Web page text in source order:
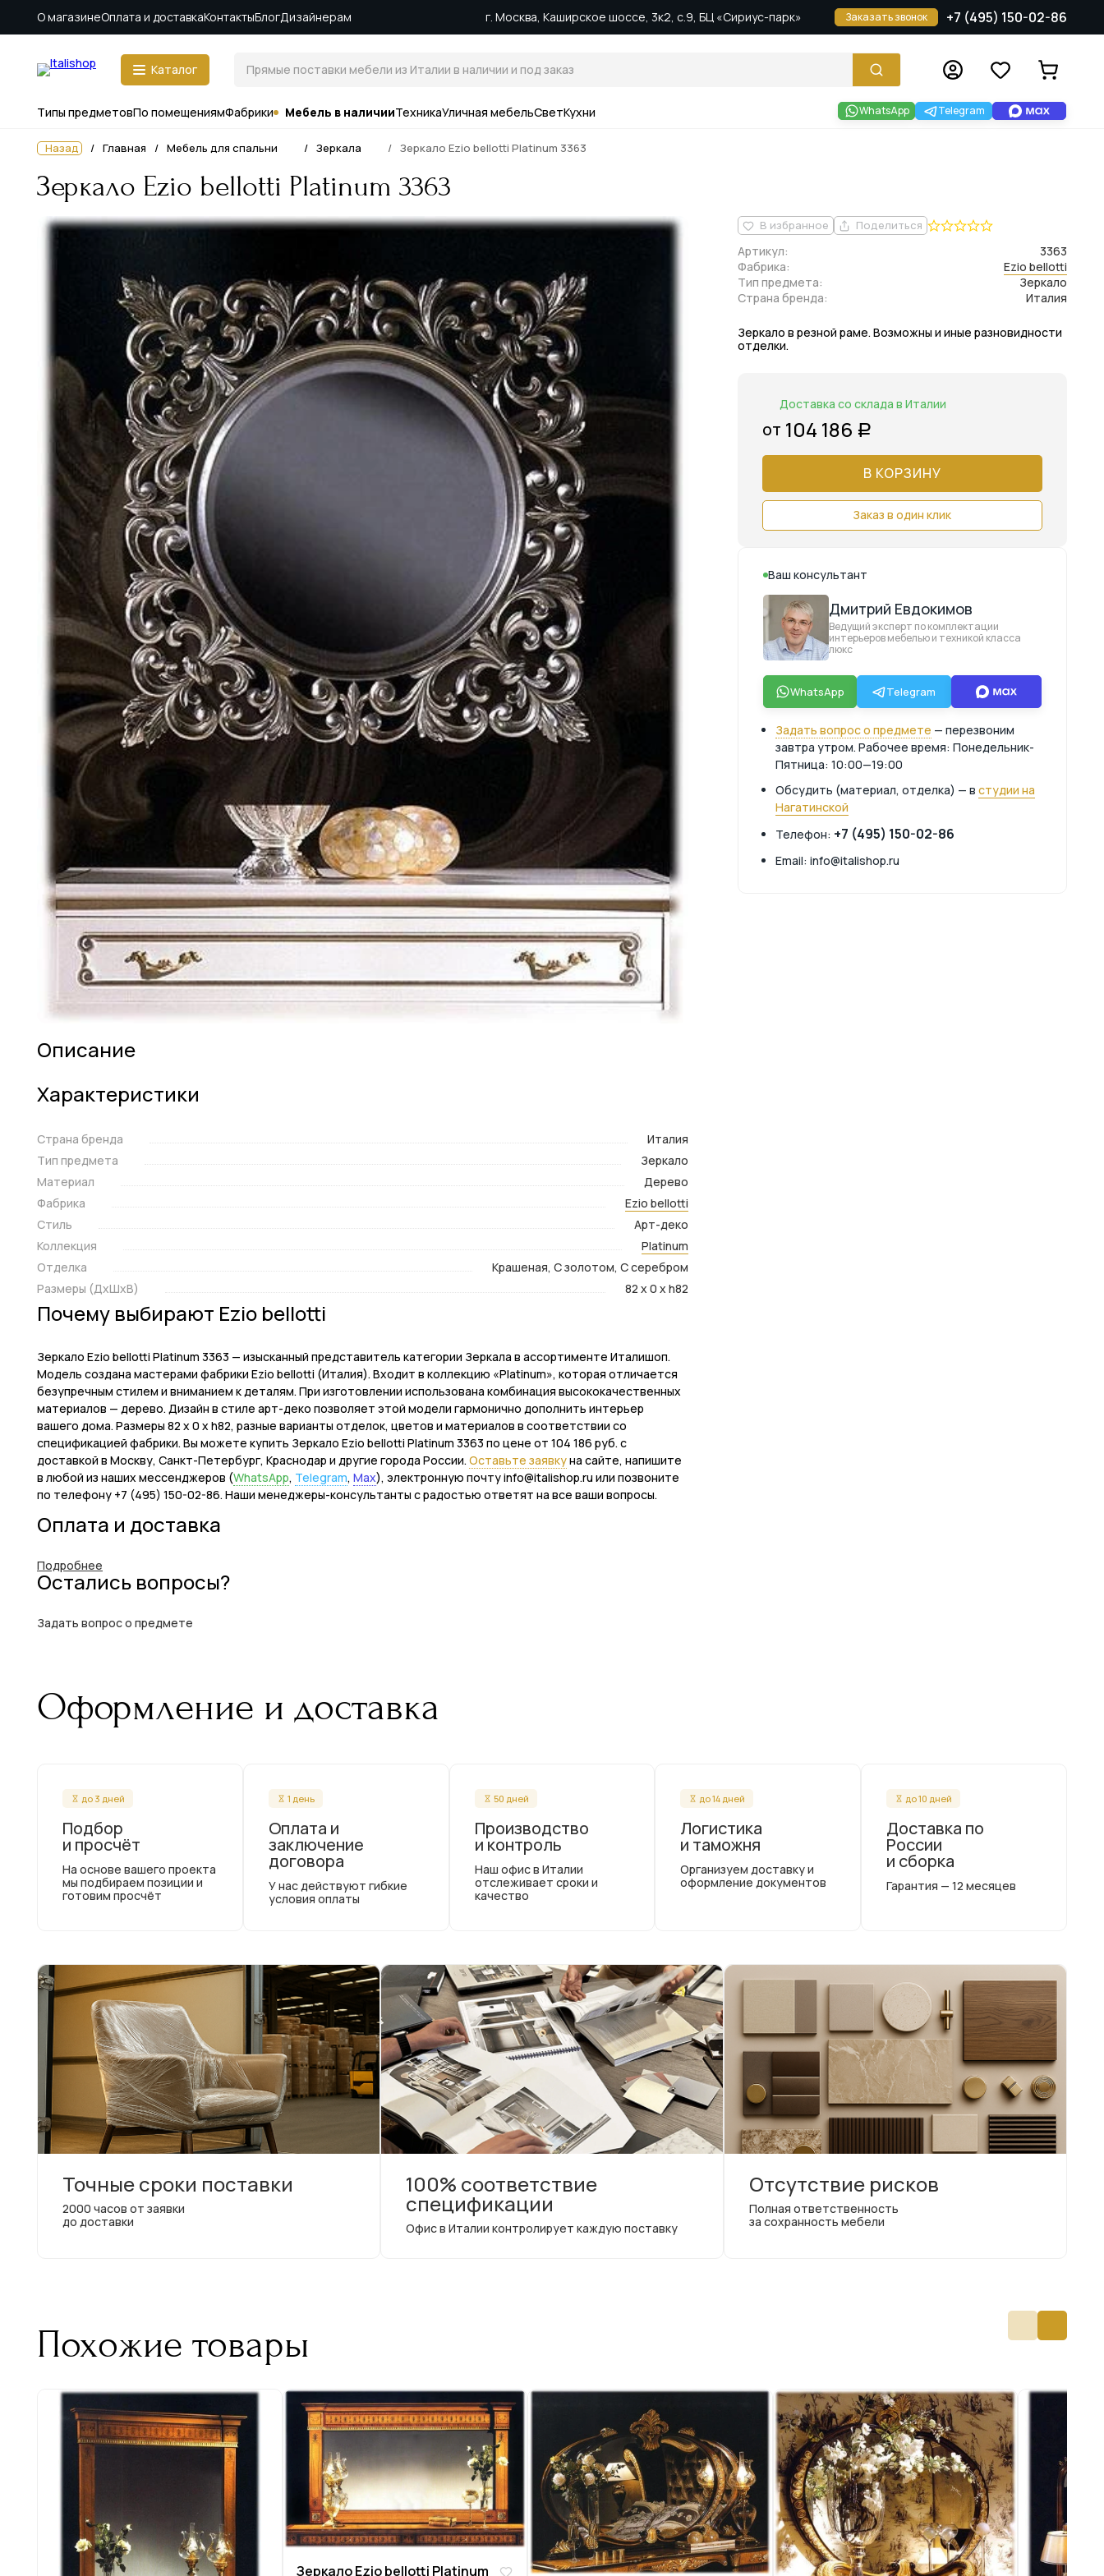
О магазинеОплата и доставкаКонтактыБлогДизайнерам г. Москва, Каширское шоссе, 3к2, с.9, БЦ «Сириус-парк» Заказать звонок +7 (495) 150-02-86
Каталог
Типы предметовПо помещениямФабрики Мебель в наличииТехникаУличная мебельСветКухни WhatsApp Telegram
Назад Главная Мебель для спальни Зеркала Зеркало Ezio bellotti Platinum 3363
Зеркало Ezio bellotti Platinum 3363
Описание
Характеристики
Страна бренда
Италия
Тип предмета
Зеркало
Материал
Дерево
Фабрика
Ezio bellotti
Стиль
Арт-деко
Коллекция
Platinum
Отделка
Крашеная, С золотом, С серебром
Размеры (ДxШxВ)
82 x 0 x h82
Почему выбирают Ezio bellotti
Зеркало Ezio bellotti Platinum 3363 — изысканный представитель категории Зеркала в ассортименте Италишоп.
Модель создана мастерами фабрики Ezio bellotti (Италия). Входит в коллекцию «Platinum», которая отличается
безупречным стилем и вниманием к деталям. При изготовлении использована комбинация высококачественных
материалов — дерево. Дизайн в стиле арт-деко позволяет этой модели гармонично дополнить интерьер
вашего дома. Размеры 82 x 0 x h82, разные варианты отделок, цветов и материалов в соответствии со
спецификацией фабрики. Вы можете купить Зеркало Ezio bellotti Platinum 3363 по цене от 104 186 руб. с
доставкой в Москву, Санкт-Петербург, Краснодар и другие города России. Оставьте заявкуна сайте, напишите
в любой из наших мессенджеров (WhatsApp, Telegram, Max), электронную почту info@italishop.ru или позвоните
по телефону +7 (495) 150-02-86. Наши менеджеры-консультанты с радостью ответят на все ваши вопросы.
Оплата и доставка
Подробнее
Остались вопросы?
Задать вопрос о предмете
В избранное Поделиться
Фабрика: Ezio bellotti
Артикул:
3363
Тип предмета:
Зеркало
Страна бренда:
Италия
Зеркало в резной раме. Возможны и иные разновидности
отделки.
Доставка со склада в Италии
от 104 186 Р
В КОРЗИНУ
Заказ в один клик
Ваш консультант
Дмитрий Евдокимов
Ведущий эксперт по комплектации
интерьеров мебелью и техникой класса
люкс
WhatsApp Telegram
Задать вопрос о предмете — перезвоним
завтра утром. Рабочее время: Понедельник-
Пятница: 10:00—19:00
Обсудить (материал, отделка) — в студии на
Нагатинской
Телефон: +7 (495) 150-02-86
Email: info@italishop.ru
Оформление и доставка
до 3 дней
Подбор
и просчёт
На основе вашего проекта
мы подбираем позиции и
готовим просчёт
1 день
Оплата и
заключение
договора
У нас действуют гибкие
условия оплаты
50 дней
Производство
и контроль
Наш офис в Италии
отслеживает сроки и
качество
до 14 дней
Логистика
и таможня
Организуем доставку и
оформление документов
до 10 дней
Доставка по
России
и сборка
Гарантия — 12 месяцев
Точные сроки поставки
2000 часов от заявки
до доставки
100% соответствие
спецификации
Офис в Италии контролирует каждую поставку
Отсутствие рисков
Полная ответственность
за сохранность мебели
Похожие товары
Зеркало Ezio bellotti Platinum